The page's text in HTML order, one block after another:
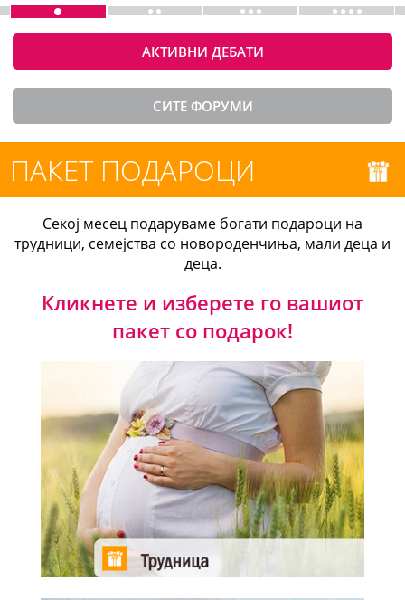
АКТИВНИ ДЕБАТИ
СИТЕ ФОРУМИ
ПАКЕТ ПОДАРОЦИ
Секој месец подаруваме богати подароци на
трудници, семејства со новороденчиња, мали деца и
деца.
Кликнете и изберете го вашиот
пакет со подарок!